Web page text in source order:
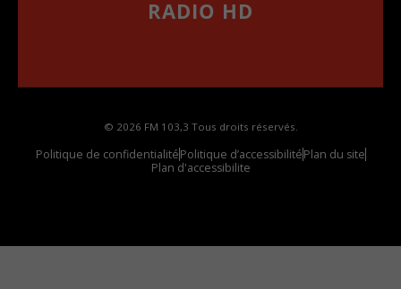
RADIO HD
© 2026 FM 103,3 Tous droits réservés.
Politique de confidentialitéPolitique d’accessibilitéPlan du site
Plan d'accessibilite